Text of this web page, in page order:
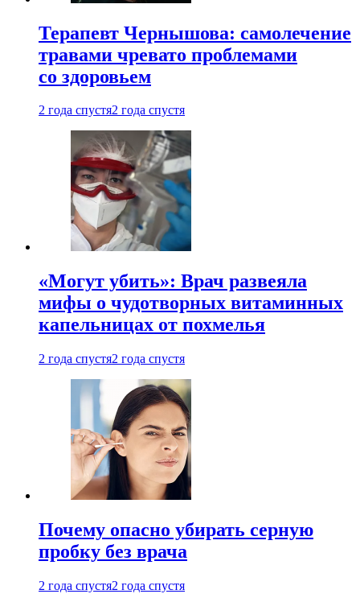
Терапевт Чернышова: самолечение
травами чревато проблемами
со здоровьем
2 года спустя2 года спустя
«Могут убить»: Врач развеяла
мифы о чудотворных витаминных
капельницах от похмелья
2 года спустя2 года спустя
Почему опасно убирать серную
пробку без врача
2 года спустя2 года спустя